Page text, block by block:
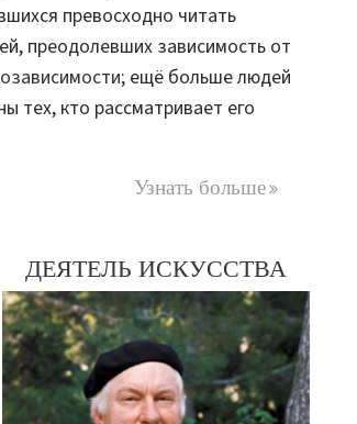
превосходно читать
преодолевших зависимость от
; ещё больше людей
тех, кто рассматривает его
Узнать больше
ДЕЯТЕЛЬ ИСКУССТВА